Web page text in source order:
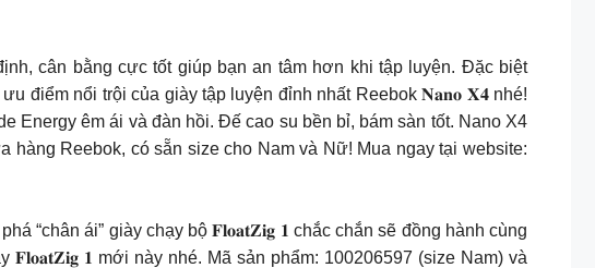
cân bằng cực tốt giúp bạn an tâm hơn khi tập luyện. Đặc biệt
điểm nổi trội của giày tập luyện đỉnh nhất Reebok 𝐍𝐚𝐧𝐨 𝐗𝟒 nhé!
Energy êm ái và đàn hồi. Đế cao su bền bỉ, bám sàn tốt. Nano X4
Reebok, có sẵn size cho Nam và Nữ! Mua ngay tại website:
“chân ái” giày chạy bộ 𝐅𝐥𝐨𝐚𝐭𝐙𝐢𝐠 𝟏 chắc chắn sẽ đồng hành cùng
𝟏 mới này nhé. Mã sản phẩm: 100206597 (size Nam) và